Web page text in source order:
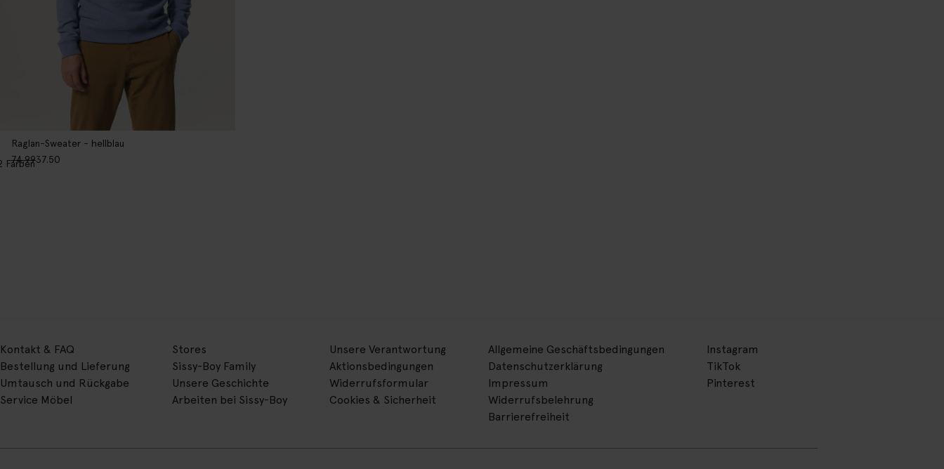
Raglan-Sweater - hellblau
74.9937.50
Farben
Kontakt & FAQ
Bestellung und Lieferung
Umtausch und Rückgabe
Service Möbel
Stores
Sissy-Boy Family
Unsere Geschichte
Arbeiten bei Sissy-Boy
Unsere Verantwortung
Aktionsbedingungen
Widerrufsformular
Cookies & Sicherheit
Allgemeine Geschäftsbedingungen
Datenschutzerklärung
Impressum
Widerrufsbelehrung
Barrierefreiheit
Instagram
TikTok
Pinterest